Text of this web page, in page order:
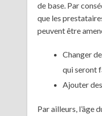
de base. Par
que les
peuvent être
Changer
qui seront
Ajouter
Par ailleurs, l’âge